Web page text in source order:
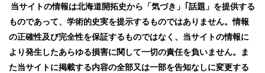
当サイトの情報は北海道開拓史から「気づき」｢話題」を提供する
ものであって、学術的史実を提示するものではありません。情報
の正確性及び完全性を保証するものではなく、当サイトの情報に
より発生したあらゆる損害に関して一切の責任を負いません。ま
た当サイトに掲載する内容の全部又は一部を告知なしに変更する